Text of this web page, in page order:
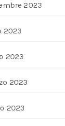
2023
2023
2023
2023
2023